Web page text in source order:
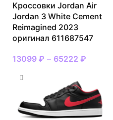
Кроссовки Jordan Air
Jordan 3 White Cement
Reimagined 2023
оригинал 611687547
13099 ₽ – 65222 ₽